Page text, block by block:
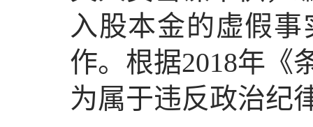
入股本金的虚假
作。根据2018年《
为属于违反政治纪